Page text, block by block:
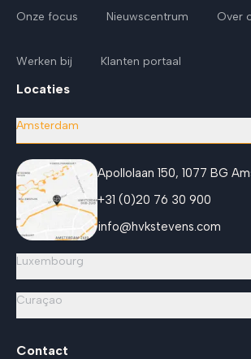
Onze focus Nieuwscentrum Over
Werken bij Klanten portaal
Locaties
Amsterdam
Apollolaan 150, 1077 BG
+31 (0)20 76 30 900
info@hvkstevens.com
Luxembourg
Curaçao
Contact